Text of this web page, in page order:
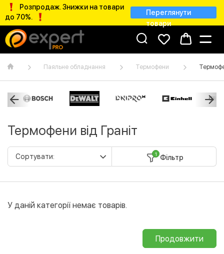
Розпродаж. Знижки на товари
до 70%.
Переглянути
товари
Паяльне обладнання Термофени
Термофени від Граніт
1 Фільтр
У даній категорії немає товарів.
Продовжити